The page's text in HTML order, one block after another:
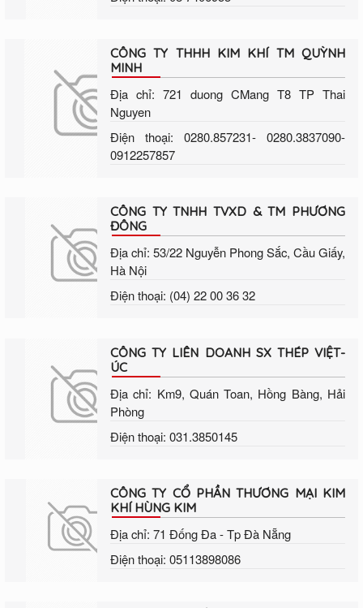
CÔNG TY THHH KIM KHÍ TM QUỲNH
MINH
Địa chỉ: 721 duong CMang T8 TP Thai
Nguyen
Điện thoại: 0280.857231- 0280.3837090-
0912257857
CÔNG TY TNHH TVXD & TM PHƯƠNG
ĐÔNG
Địa chỉ: 53/22 Nguyễn Phong Sắc, Cầu Giấy,
Hà Nội
Điện thoại: (04) 22 00 36 32
CÔNG TY LIÊN DOANH SX THÉP VIỆT-
ÚC
Địa chỉ: Km9, Quán Toan, Hồng Bàng, Hải
Phòng
Điện thoại: 031.3850145
CÔNG TY CỔ PHẦN THƯƠNG MẠI KIM
KHÍ HÙNG KIM
Địa chỉ: 71 Đống Đa - Tp Đà Nẵng
Điện thoại: 05113898086